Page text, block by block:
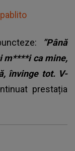
”Până
m****i ca mine,
învinge tot. V-
prestația